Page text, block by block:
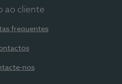
ao cliente
frequentes
nos